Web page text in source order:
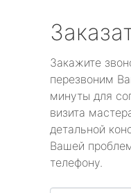
Закажите
перезвоним
минуты для
визита
детальной
Вашей
телефону.